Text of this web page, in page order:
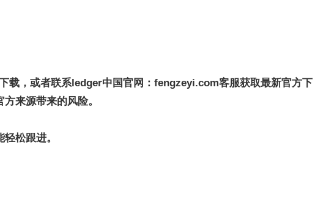
载，或者联系ledger中国官网 ： fengzeyi.com客服获取最新官方下
来源带来的风险。
松跟进。